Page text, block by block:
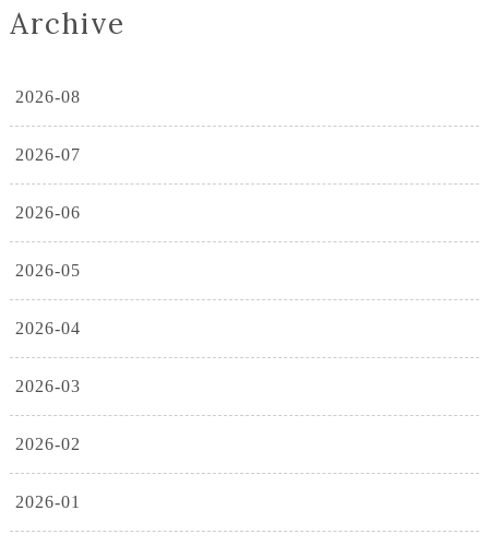
Archive
2026-08
2026-07
2026-06
2026-05
2026-04
2026-03
2026-02
2026-01